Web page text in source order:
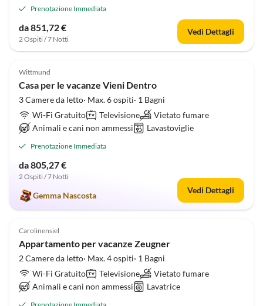
Prenotazione Immediata
da 851,72 €
2 Ospiti / 7 Notti
Vedi Dettagli
4.8 (13)
Wittmund
Casa per le vacanze Vieni Dentro
3 Camere da letto· Max. 6 ospiti· 1 Bagni
Wi-Fi Gratuito
Televisione
Vietato fumare
Animali e cani non ammessi
Lavastoviglie
Prenotazione Immediata
da 805,27 €
2 Ospiti / 7 Notti
Gemma Nascosta
Vedi Dettagli
4.8 (13)
Carolinensiel
Appartamento per vacanze Zeugner
2 Camere da letto· Max. 4 ospiti· 1 Bagni
Wi-Fi Gratuito
Televisione
Vietato fumare
Animali e cani non ammessi
Lavatrice